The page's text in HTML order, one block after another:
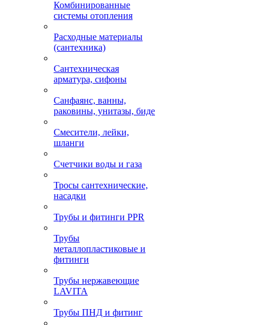
Комбинированные
системы отопления
Расходные материалы
(сантехника)
Сантехническая
арматура, сифоны
Санфаянс, ванны,
раковины, унитазы, биде
Смесители, лейки,
шланги
Счетчики воды и газа
Тросы сантехнические,
насадки
Трубы и фитинги PPR
Трубы
металлопластиковые и
фитинги
Трубы нержавеющие
LAVITA
Трубы ПНД и фитинг